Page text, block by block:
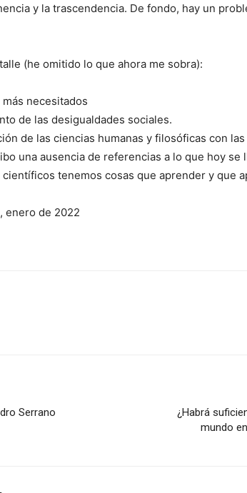
y la trascendencia. De fondo, hay un
(he omitido lo que ahora me sobra):
más necesitados
de las desigualdades sociales.
de las ciencias humanas y filosóficas con
una ausencia de referencias a lo que hoy se
tenemos cosas que aprender y que
enero de 2022
Serrano
¿Habrá
mundo